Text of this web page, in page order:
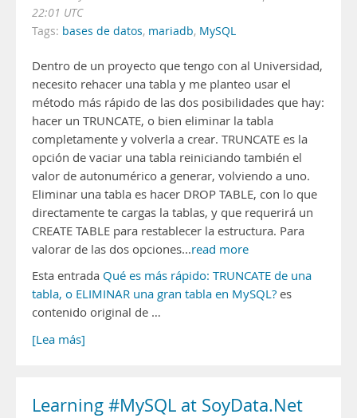
22:01 UTC
Tags: bases de datos, mariadb, MySQL
Dentro de un proyecto que tengo con al Universidad,
necesito rehacer una tabla y me planteo usar el
método más rápido de las dos posibilidades que hay:
hacer un TRUNCATE, o bien eliminar la tabla
completamente y volverla a crear. TRUNCATE es la
opción de vaciar una tabla reiniciando también el
valor de autonumérico a generar, volviendo a uno.
Eliminar una tabla es hacer DROP TABLE, con lo que
directamente te cargas la tablas, y que requerirá un
CREATE TABLE para restablecer la estructura. Para
valorar de las dos opciones...read more
Esta entrada Qué es más rápido: TRUNCATE de una
tabla, o ELIMINAR una gran tabla en MySQL? es
contenido original de …
[Lea más]
Learning #MySQL at SoyData.Net